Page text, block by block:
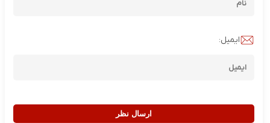
ایمیل:
ارسال نظر